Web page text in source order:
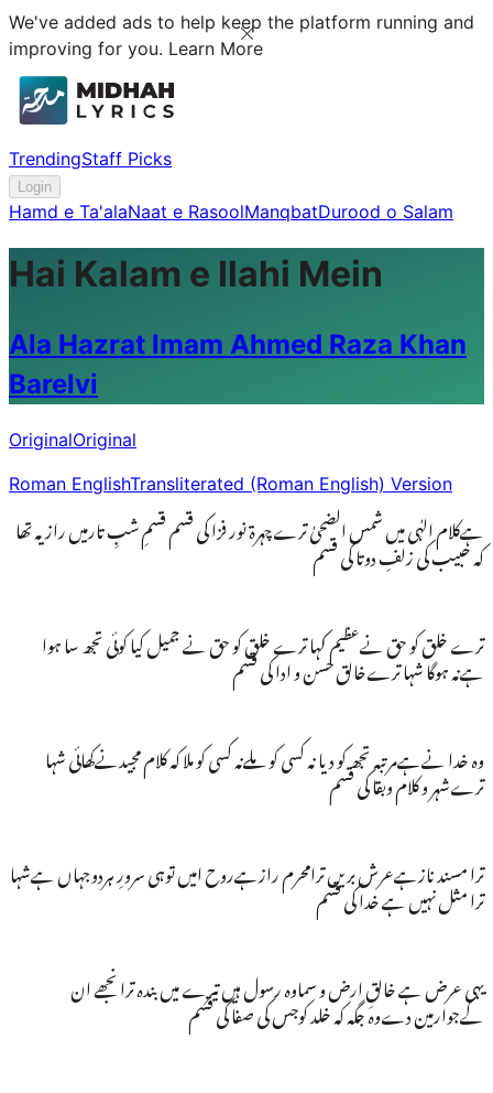
We've added ads to help keep the platform running and
improving for you. Learn More
TrendingStaff Picks
Login
Hamd e Ta'alaNaat e RasoolManqbatDurood o Salam
Hai Kalam e Ilahi Mein
Ala Hazrat Imam Ahmed Raza Khan
Barelvi
OriginalOriginal
Roman EnglishTransliterated (Roman English) Version
ہےکلام الہٰی میں شمس الضحیٰ ترےچہرۃ نور فزا کی قسم قسمِ شبِ تارمیں راز یہ تھا
کہ حبیب کی زلفِ دوتا کی قسم
ترے خلق کو حق نےعظیم کہا ترے خلق کو حق نے جمیل کیا کوئی تجھ سا ہوا
ہےنہ ہوگا شہا ترےخالق حسن و ادا کی قسم
وہ خدا نےہےمرتبہ تجھ کو دیا نہ کسی کو ملےنہ کسی کو ملا کہ کلام مجیدنےکھائی شہا
ترےشہر و کلام وبقا کی قسم
ترا مسند نازہےعرش بریں ترامحرم رازہےروح امیں توہی سرورِ ہردوجہاں ہےشہا
ترا مثل نہیں ہے خدا کی قسم
یہی عرض ہے خالقِ ارض و سماوہ رسول ہیں تیرے میں بندہ ترا نجھے ان
کےجوارمین دےوہ جگہ کہ خلد کوجس کی صفا کی قسم